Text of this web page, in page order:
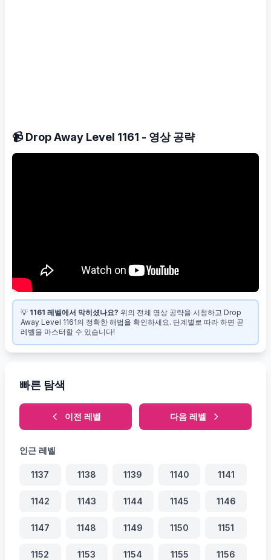
📹 Drop Away Level 1161 - 영상 공략
💡 1161 레벨에서 막히셨나요? 위의 전체 영상 공략을 시청하고 Drop
Away Level 1161의 정확한 해법을 확인하세요. 단계별로 따라 하면 곧
레벨을 마스터할 수 있습니다!
빠른 탐색
이전 레벨 다음 레벨
인근 레벨
1137 1138 1139 1140 1141
1142 1143 1144 1145 1146
1147 1148 1149 1150 1151
1152 1153 1154 1155 1156